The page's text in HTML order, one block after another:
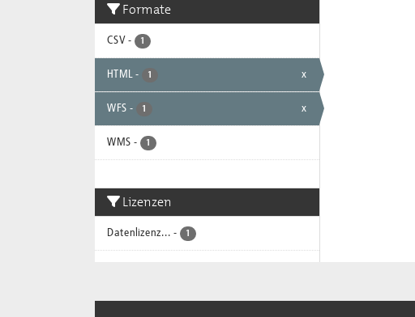
Formate
CSV - 1
HTML - 1 x
WFS - 1 x
WMS - 1
Lizenzen
Datenlizenz... - 1